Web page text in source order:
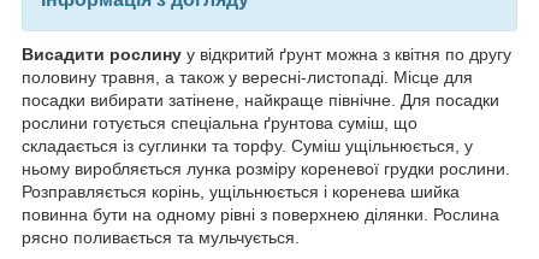
Висадити рослину у відкритий ґрунт можна з квітня по другу
половину травня, а також у вересні-листопаді. Місце для
посадки вибирати затінене, найкраще північне. Для посадки
рослини готується спеціальна ґрунтова суміш, що
складається із суглинки та торфу. Суміш ущільнюється, у
ньому виробляється лунка розміру кореневої грудки рослини.
Розправляється корінь, ущільнюється і коренева шийка
повинна бути на одному рівні з поверхнею ділянки. Рослина
рясно поливається та мульчується.